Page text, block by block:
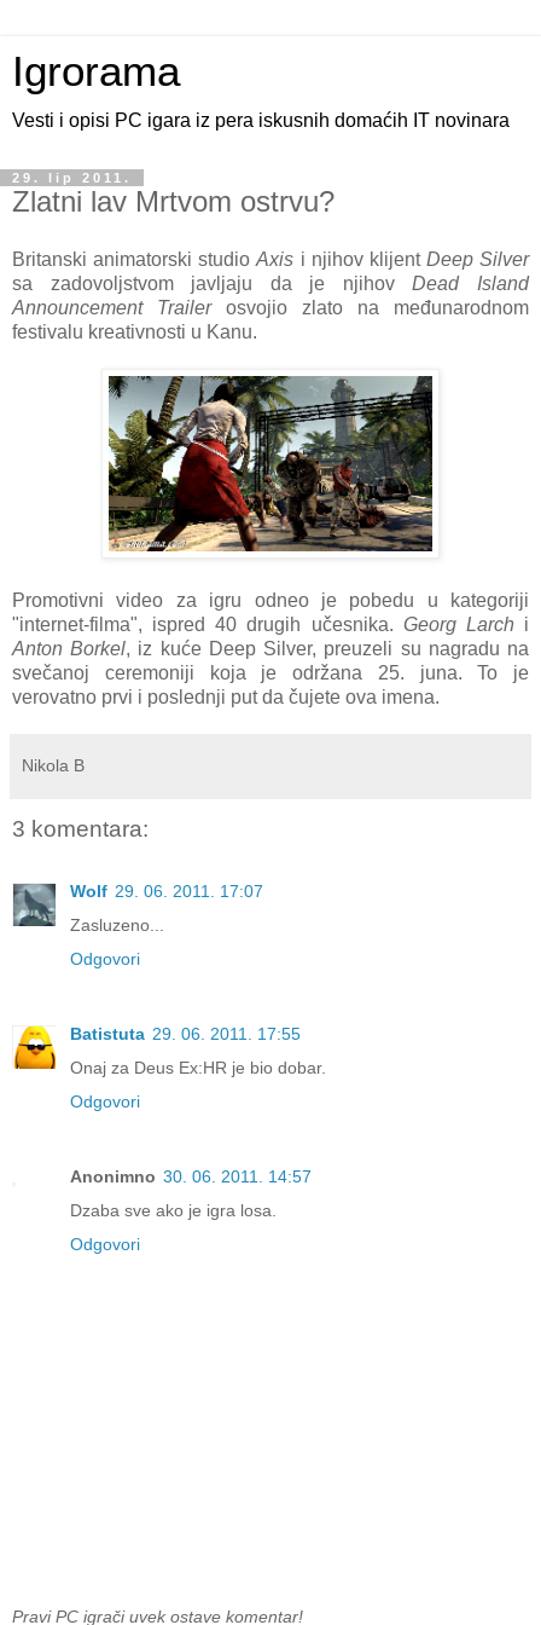
Igrorama
Vesti i opisi PC igara iz pera iskusnih domaćih IT novinara
29. lip 2011.
Zlatni lav Mrtvom ostrvu?
Britanski animatorski studioAxis i njihov klijent Deep Silver
sa zadovoljstvom javljaju da je njihovDead Island
Announcement Trailerosvojio zlato na međunarodnom
festivalu kreativnosti u Kanu.
Promotivni video za igru odneo je pobedu u kategoriji
"internet-filma", ispred 40 drugih učesnika. Georg Larch i
Anton Borkel, iz kuće Deep Silver, preuzeli su nagradu na
svečanoj ceremoniji koja je održana 25. juna. To je
verovatno prvi i poslednji put da čujete ova imena.
Nikola B
3 komentara:
Wolf 29. 06. 2011. 17:07
Zasluzeno...
Odgovori
Batistuta 29. 06. 2011. 17:55
Onaj za Deus Ex:HR je bio dobar.
Odgovori
Anonimno 30. 06. 2011. 14:57
Dzaba sve ako je igra losa.
Odgovori
Pravi PC igrači uvek ostave komentar!